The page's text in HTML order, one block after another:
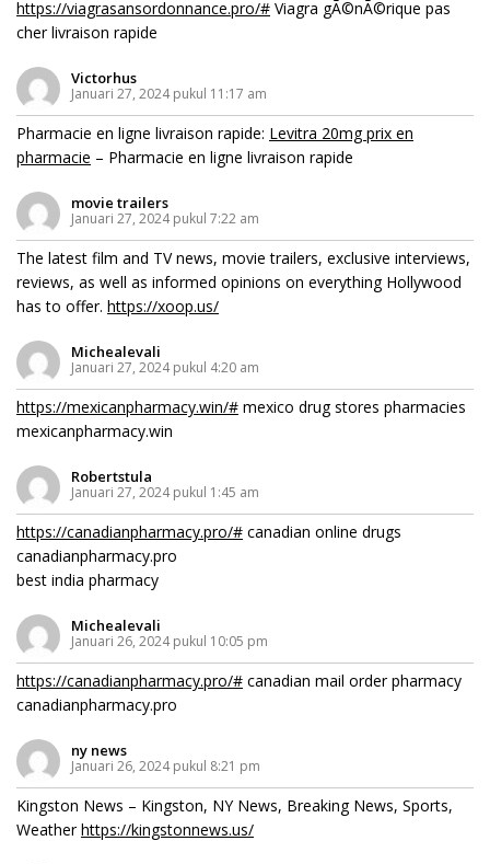
https://viagrasansordonnance.pro/# Viagra gÃ©nÃ©rique pas
cher livraison rapide
Victorhus
Januari 27, 2024 pukul 11:17 am
Pharmacie en ligne livraison rapide: Levitra 20mg prix en
pharmacie – Pharmacie en ligne livraison rapide
movie trailers
Januari 27, 2024 pukul 7:22 am
The latest film and TV news, movie trailers, exclusive interviews,
reviews, as well as informed opinions on everything Hollywood
has to offer. https://xoop.us/
Michealevali
Januari 27, 2024 pukul 4:20 am
https://mexicanpharmacy.win/# mexico drug stores pharmacies
mexicanpharmacy.win
Robertstula
Januari 27, 2024 pukul 1:45 am
https://canadianpharmacy.pro/# canadian online drugs
canadianpharmacy.pro
best india pharmacy
Michealevali
Januari 26, 2024 pukul 10:05 pm
https://canadianpharmacy.pro/# canadian mail order pharmacy
canadianpharmacy.pro
ny news
Januari 26, 2024 pukul 8:21 pm
Kingston News – Kingston, NY News, Breaking News, Sports,
Weatherhttps://kingstonnews.us/